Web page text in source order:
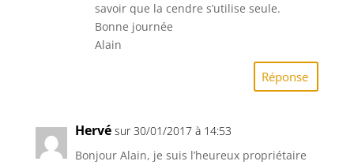
savoir que la cendre s’utilise seule.
Bonne journée
Alain
Réponse
Hervé sur 30/01/2017 à 14:53
Bonjour Alain, je suis l’heureux propriétaire